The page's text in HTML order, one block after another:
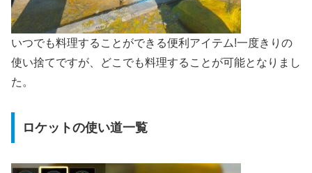
いつでも料理することができる便利アイテム!一度きりの
使い捨てですが、どこでも料理することが可能となりまし
た。
ロケットの使い道一覧